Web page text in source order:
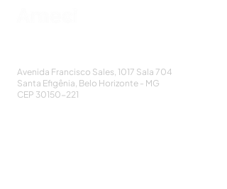
Avenida Francisco Sales, 1017 Sala 704
Santa Efigênia, Belo Horizonte - MG
CEP 30150-221